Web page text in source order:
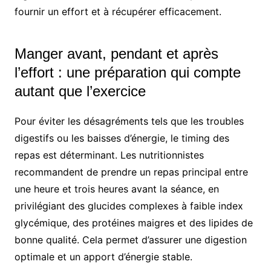
fournir un effort et à récupérer efficacement.
Manger avant, pendant et après
l’effort : une préparation qui compte
autant que l’exercice
Pour éviter les désagréments tels que les troubles
digestifs ou les baisses d’énergie, le timing des
repas est déterminant. Les nutritionnistes
recommandent de prendre un repas principal entre
une heure et trois heures avant la séance, en
privilégiant des glucides complexes à faible index
glycémique, des protéines maigres et des lipides de
bonne qualité. Cela permet d’assurer une digestion
optimale et un apport d’énergie stable.